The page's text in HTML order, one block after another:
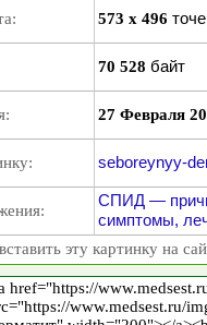
573 x 496
70 528 байт
27 Февраля
seboreynyy-
СПИД —
симптомы,
эту картинку на